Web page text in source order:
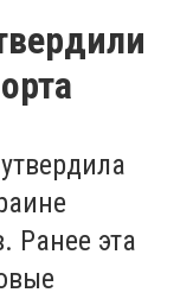
Ранее эта